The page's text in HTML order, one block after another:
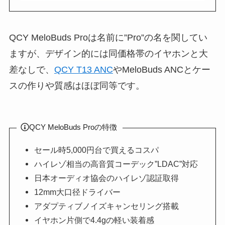
QCY MeloBuds Proは名前に”Pro”の名を関してい
ますが、デザイン的には同価格帯のイヤホンと大
差なしで、 QCY T13 ANCやMeloBuds ANCとケー
スの作りや質感はほぼ同等です。
QCY MeloBuds Proの特徴
セール時5,000円台で買えるコスパ
ハイレゾ相当の高音質コーデック”LDAC”対応
日本オーディオ協会のハイレゾ認証取得
12mm大口径ドライバー
アダプティブノイズキャンセリング搭載
イヤホン片側で4.4gの軽い装着感